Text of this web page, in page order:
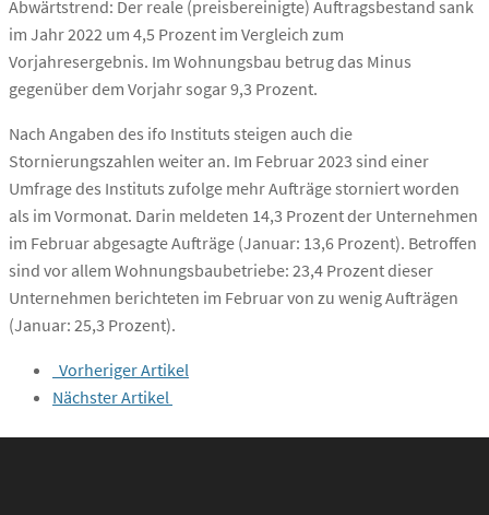
Abwärtstrend: Der reale (preisbereinigte) Auftragsbestand sank
im Jahr 2022 um 4,5 Prozent im Vergleich zum
Vorjahresergebnis. Im Wohnungsbau betrug das Minus
gegenüber dem Vorjahr sogar 9,3 Prozent.
Nach Angaben des ifo Instituts steigen auch die
Stornierungszahlen weiter an. Im Februar 2023 sind einer
Umfrage des Instituts zufolge mehr Aufträge storniert worden
als im Vormonat. Darin meldeten 14,3 Prozent der Unternehmen
im Februar abgesagte Aufträge (Januar: 13,6 Prozent). Betroffen
sind vor allem Wohnungsbaubetriebe: 23,4 Prozent dieser
Unternehmen berichteten im Februar von zu wenig Aufträgen
(Januar: 25,3 Prozent).
Vorheriger Artikel
Nächster Artikel